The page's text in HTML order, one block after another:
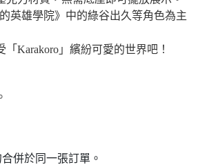
英雄學院》中的綠谷出久等角色為主
Karakoro」繽紛可愛的世界吧！
併於同一張訂單。